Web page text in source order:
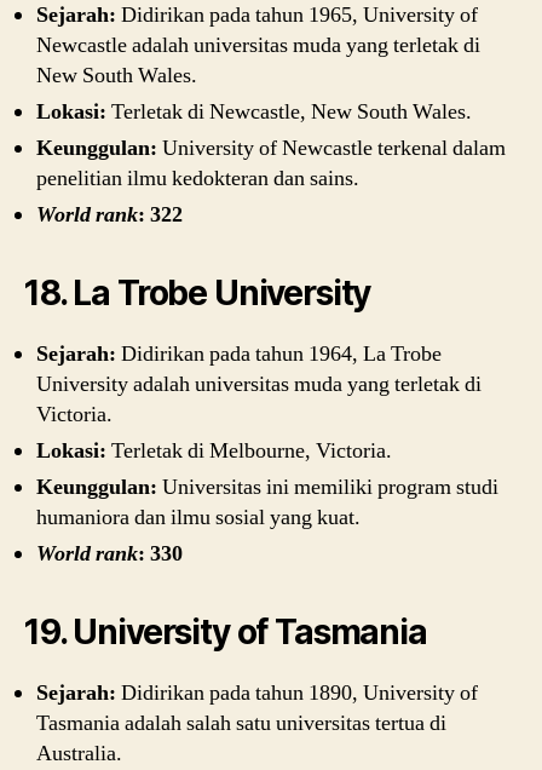
Sejarah: Didirikan pada tahun 1965, University of
Newcastle adalah universitas muda yang terletak di
New South Wales.
Lokasi: Terletak di Newcastle, New South Wales.
Keunggulan: University of Newcastle terkenal dalam
penelitian ilmu kedokteran dan sains.
World rank: 322
18. La Trobe University
Sejarah: Didirikan pada tahun 1964, La Trobe
University adalah universitas muda yang terletak di
Victoria.
Lokasi: Terletak di Melbourne, Victoria.
Keunggulan: Universitas ini memiliki program studi
humaniora dan ilmu sosial yang kuat.
World rank: 330
19. University of Tasmania
Sejarah: Didirikan pada tahun 1890, University of
Tasmania adalah salah satu universitas tertua di
Australia.